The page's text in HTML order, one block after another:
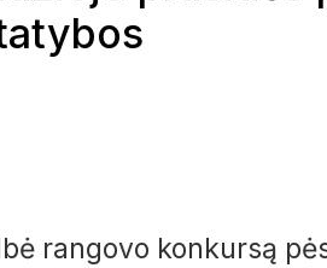
rangovo konkursą